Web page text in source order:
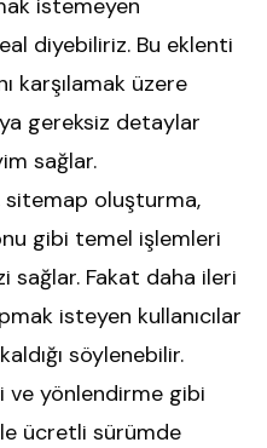
istemeyen
diyebiliriz. Bu eklenti
karşılamak üzere
gereksiz detaylar
sağlar.
oluşturma,
gibi temel işlemleri
sağlar. Fakat daha ileri
isteyen kullanıcılar
söylenebilir.
ve yönlendirme gibi
ücretli sürümde